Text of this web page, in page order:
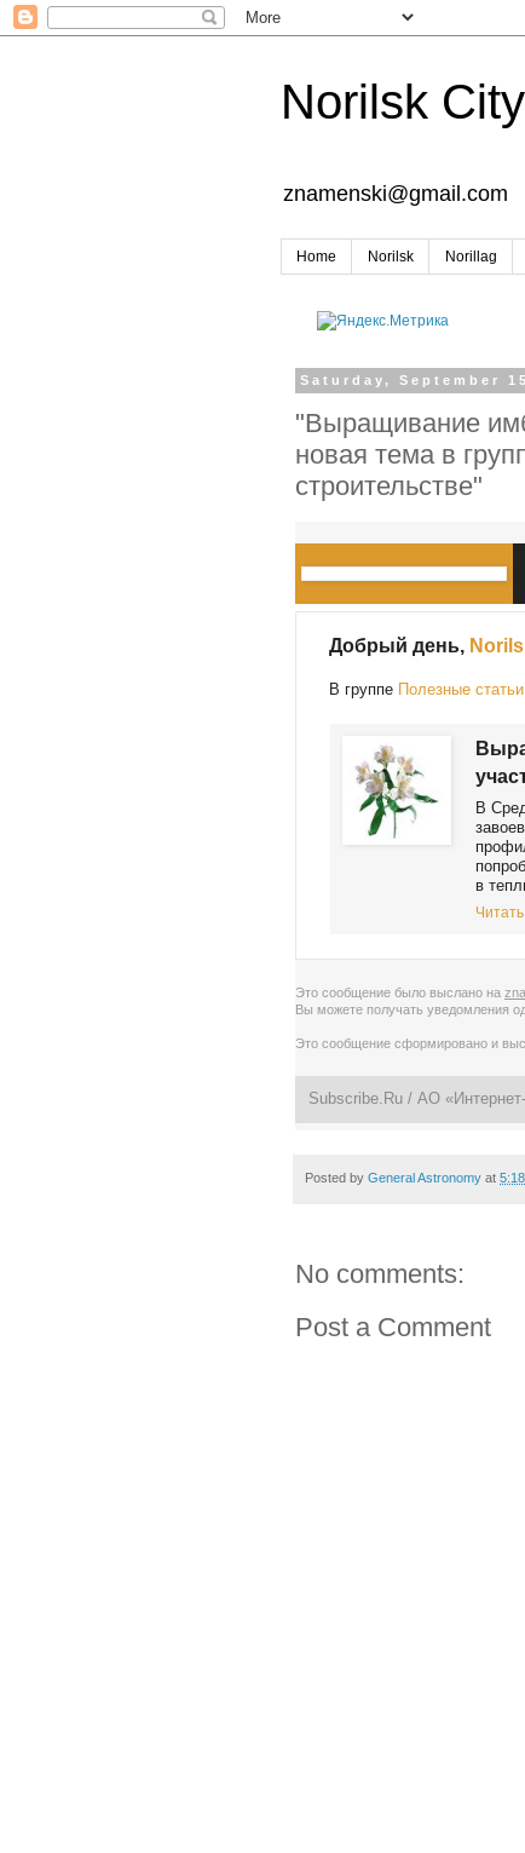
Norilsk
znamenski@gmail.com
Home Norilsk Norillag
Saturday, September
"Выращивание
новая тема в
строительстве"
Добрый день,
В группе Полезные
В
в
Это сообщение было выслано на
Вы можете получать уведомления
Это сообщение сформировано и
Subscribe.Ru / АО
Posted by General Astronomy at
No comments:
Post a Comment